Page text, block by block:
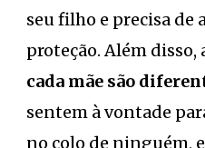
seu filho e precisa de
proteção. Além disso,
cada mãe são
sentem à vontade
no colo de ninguém,